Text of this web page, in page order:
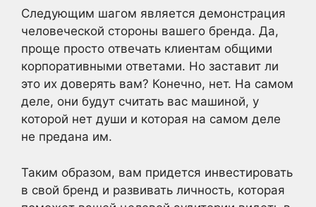
Следующим шагом является демонстрация
человеческой стороны вашего бренда. Да,
проще просто отвечать клиентам общими
корпоративными ответами. Но заставит ли
это их доверять вам? Конечно, нет. На самом
деле, они будут считать вас машиной, у
которой нет души и которая на самом деле
не предана им.
Таким образом, вам придется инвестировать
в свой бренд и развивать личность, которая